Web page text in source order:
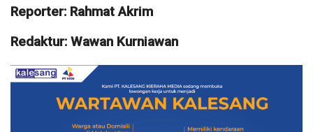
Reporter: Rahmat Akrim
Redaktur: Wawan Kurniawan